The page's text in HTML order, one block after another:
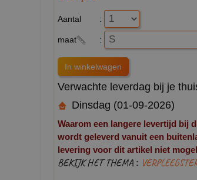
Aantal :
maat :
Verwachte leverdag bij je
Dinsdag (01-09-2026)
Waarom een langere levertijd bij
wordt geleverd vanuit een
levering voor dit artikel niet
BEKIJK HET THEMA :